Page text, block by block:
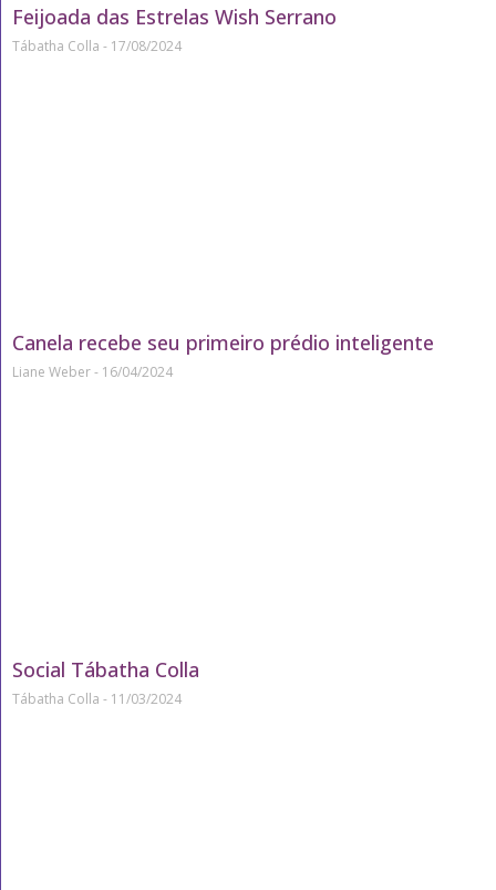
Feijoada das Estrelas Wish Serrano
Tábatha Colla 17/08/2024
Canela recebe seu primeiro prédio inteligente
Liane Weber 16/04/2024
Social Tábatha Colla
Tábatha Colla 11/03/2024